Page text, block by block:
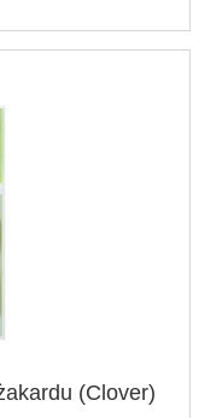
(Clover)